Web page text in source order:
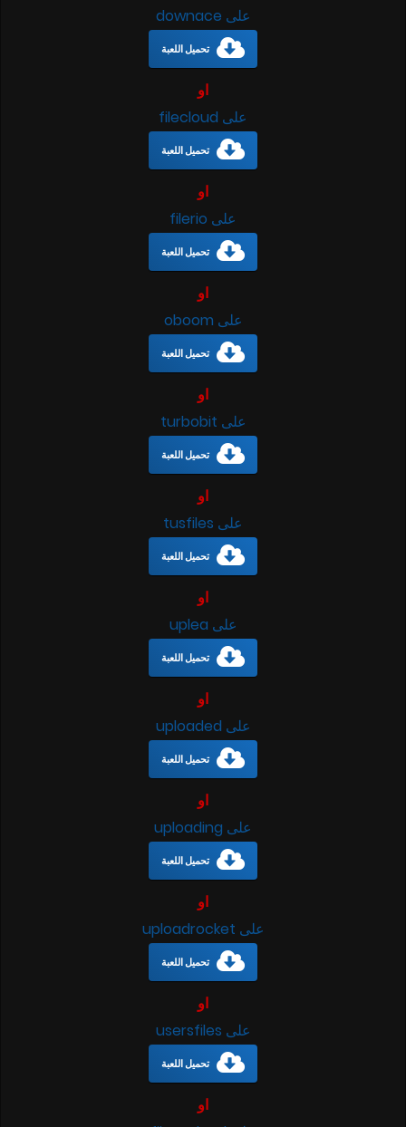
على downace
تحميل اللعبة
او
على filecloud
تحميل اللعبة
او
على filerio
تحميل اللعبة
او
على oboom
تحميل اللعبة
او
على turbobit
تحميل اللعبة
او
على tusfiles
تحميل اللعبة
او
على uplea
تحميل اللعبة
او
على uploaded
تحميل اللعبة
او
على uploading
تحميل اللعبة
او
على uploadrocket
تحميل اللعبة
او
على usersfiles
تحميل اللعبة
او